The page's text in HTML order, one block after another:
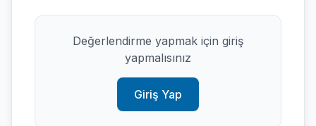
Değerlendirme yapmak için giriş
yapmalısınız
Giriş Yap